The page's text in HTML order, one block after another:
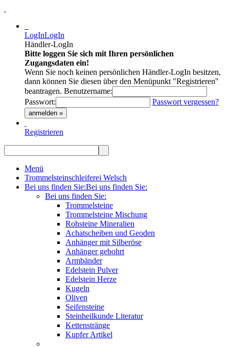
LogInLogIn
Händler-LogIn
Bitte loggen Sie sich mit Ihren persönlichen
Zugangsdaten ein!
Wenn Sie noch keinen persönlichen Händler-LogIn besitzen,
dann können Sie diesen über den Menüpunkt "Registrieren"
beantragen. Benutzername:
Passwort:
Passwort vergessen?
anmelden »
Registrieren
Menü
Trommelsteinschleiferei Welsch
Bei uns finden Sie:Bei uns finden Sie:
Bei uns finden Sie:
Trommelsteine
Trommelsteine Mischung
Rohsteine Mineralien
Achatscheiben und Geoden
Anhänger mit Silberöse
Anhänger gebohrt
Armbänder
Edelstein Pulver
Edelstein Herze
Kugeln
Oliven
Seifensteine
Steinheilkunde Literatur
Kettenstränge
Kupfer Artikel